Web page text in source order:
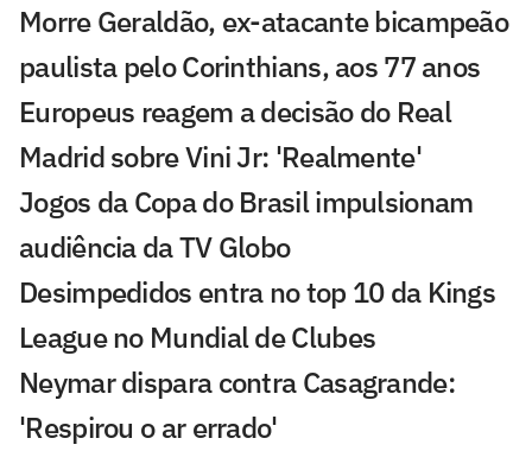
Morre Geraldão, ex-atacante bicampeão
paulista pelo Corinthians, aos 77 anos
Europeus reagem a decisão do Real
Madrid sobre Vini Jr: 'Realmente'
Jogos da Copa do Brasil impulsionam
audiência da TV Globo
Desimpedidos entra no top 10 da Kings
League no Mundial de Clubes
Neymar dispara contra Casagrande:
'Respirou o ar errado'